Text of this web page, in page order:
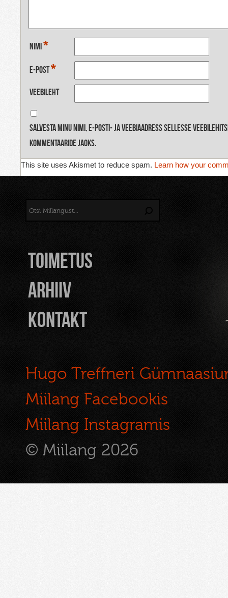
Nimi *
E-post*
Veebileht
Salvesta minu nimi, e-posti- ja veebiaadress sellesse
kommentaaride jaoks.
This site uses Akismet to reduce spam. Learn how your
TOIMETUS
Arhiiv
Kontakt
Hugo Treffneri
Miilang Facebookis
Miilang Instagramis
© Miilang 2026